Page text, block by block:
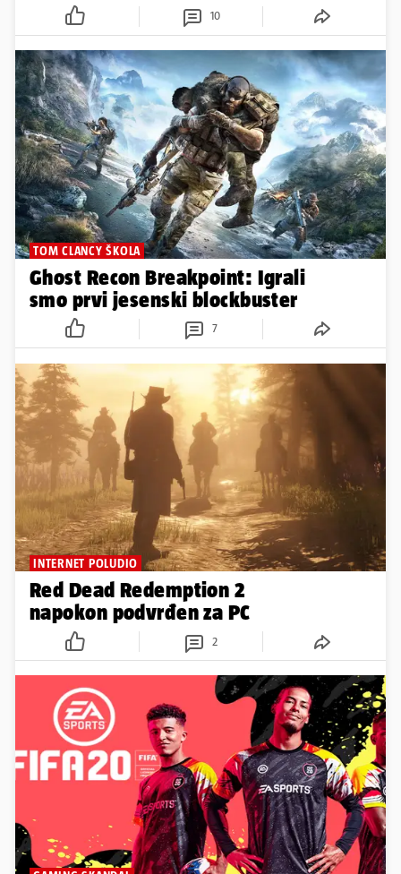
10
TOM CLANCY ŠKOLA
Ghost Recon Breakpoint: Igrali
smo prvi jesenski blockbuster
7
INTERNET POLUDIO
Red Dead Redemption 2
napokon podvrđen za PC
2